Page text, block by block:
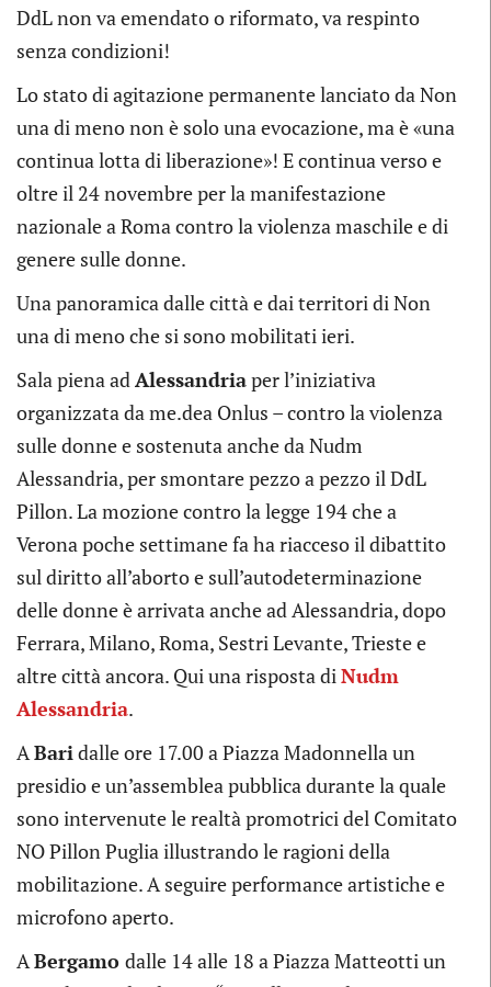
DdL non va emendato o riformato, va respinto
senza condizioni!
Lo stato di agitazione permanente lanciato da Non
una di meno non è solo una evocazione, ma è «una
continua lotta di liberazione»! E continua verso e
oltre il 24 novembre per la manifestazione
nazionale a Roma contro la violenza maschile e di
genere sulle donne.
Una panoramica dalle città e dai territori di Non
una di meno che si sono mobilitati ieri.
Sala piena adAlessandriaper l’iniziativa
organizzata da me.dea Onlus – contro la violenza
sulle donne e sostenuta anche da Nudm
Alessandria, per smontare pezzo a pezzo il DdL
Pillon. La mozione contro la legge 194 che a
Verona poche settimane fa ha riacceso il dibattito
sul diritto all’aborto e sull’autodeterminazione
delle donne è arrivata anche ad Alessandria, dopo
Ferrara, Milano, Roma, Sestri Levante, Trieste e
altre città ancora. Qui una risposta diNudm
Alessandria.
ABaridalle ore 17.00 a Piazza Madonnella un
presidio e un’assemblea pubblica durante la quale
sono intervenute le realtà promotrici del Comitato
NO Pillon Puglia illustrando le ragioni della
mobilitazione. A seguire performance artistiche e
microfono aperto.
ABergamo dalle 14 alle 18 a Piazza Matteotti un